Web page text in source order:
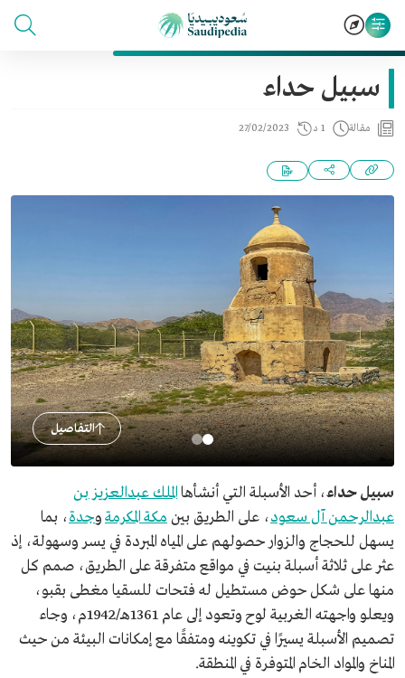
سبيل حداء
مقالة 1 د 27/02/2023
التفاصيل
سبيل حداء، أحد الأسبلة التي أنشأهاالملك عبدالعزيز بن
عبدالرحمن آل سعود، على الطريق بين مكة المكرمةوجدة، بما
يسهل للحجاج والزوار حصولهم على المياه المبردة في يسر وسهولة، إذ
عثر على ثلاثة أسبلة بنيت في مواقع متفرقة على الطريق، صمم كل
منها على شكل حوض مستطيل له فتحات للسقيا مغطى بقبو،
ويعلو واجهته الغربية لوح وتعود إلى عام 1361هـ/1942م، وجاء
تصميم الأسبلة يسيرًا في تكوينه ومتفقًا مع إمكانات البيئة من حيث
المناخ والمواد الخام المتوفرة في المنطقة.